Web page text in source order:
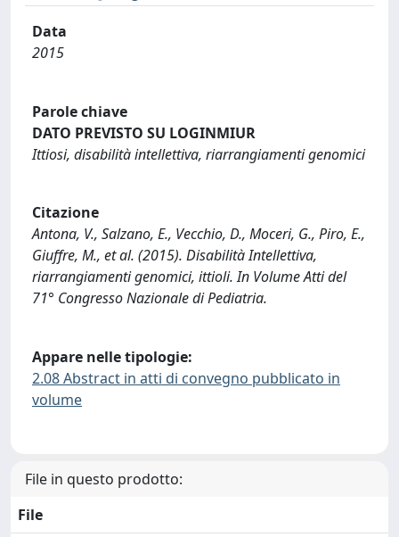
Data
2015
Parole chiave
DATO PREVISTO SU LOGINMIUR
Ittiosi, disabilità intellettiva, riarrangiamenti genomici
Citazione
Antona, V., Salzano, E., Vecchio, D., Moceri, G., Piro, E.,
Giuffre, M., et al. (2015). Disabilità Intellettiva,
riarrangiamenti genomici, ittioli. In Volume Atti del
71° Congresso Nazionale di Pediatria.
Appare nelle tipologie:
2.08 Abstract in atti di convegno pubblicato in
volume
File in questo prodotto:
File